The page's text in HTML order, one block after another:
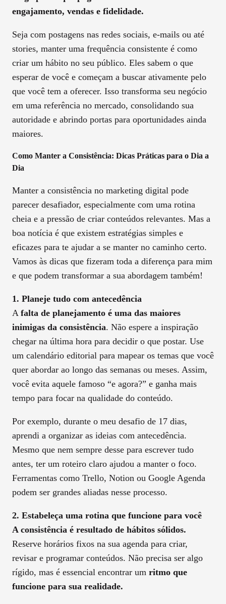
engajamento, vendas e fidelidade.
Seja com postagens nas redes sociais, e-mails ou até
stories, manter uma frequência consistente é como
criar um hábito no seu público. Eles sabem o que
esperar de você e começam a buscar ativamente pelo
que você tem a oferecer. Isso transforma seu negócio
em uma referência no mercado, consolidando sua
autoridade e abrindo portas para oportunidades ainda
maiores.
Como Manter a Consistência: Dicas Práticas para o Dia a
Dia
Manter a consistência no marketing digital pode
parecer desafiador, especialmente com uma rotina
cheia e a pressão de criar conteúdos relevantes. Mas a
boa notícia é que existem estratégias simples e
eficazes para te ajudar a se manter no caminho certo.
Vamos às dicas que fizeram toda a diferença para mim
e que podem transformar a sua abordagem também!
1. Planeje tudo com antecedência
A falta de planejamento é uma das maiores
inimigas da consistência. Não espere a inspiração
chegar na última hora para decidir o que postar. Use
um calendário editorial para mapear os temas que você
quer abordar ao longo das semanas ou meses. Assim,
você evita aquele famoso “e agora?” e ganha mais
tempo para focar na qualidade do conteúdo.
Por exemplo, durante o meu desafio de 17 dias,
aprendi a organizar as ideias com antecedência.
Mesmo que nem sempre desse para escrever tudo
antes, ter um roteiro claro ajudou a manter o foco.
Ferramentas como Trello, Notion ou Google Agenda
podem ser grandes aliadas nesse processo.
2. Estabeleça uma rotina que funcione para você
A consistência é resultado de hábitos sólidos.
Reserve horários fixos na sua agenda para criar,
revisar e programar conteúdos. Não precisa ser algo
rígido, mas é essencial encontrar um ritmo que
funcione para sua realidade.